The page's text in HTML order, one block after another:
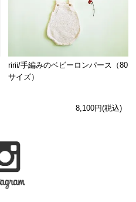
ririi/手編みのベビーロンパース（80
サイズ）
8,100円(税込)